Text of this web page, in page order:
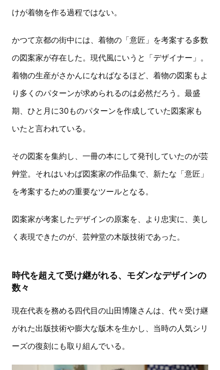
けが着物を作る過程ではない。
かつて京都の街中には、着物の「意匠」を考案する多数
の図案家が存在した。現代風にいうと「デザイナー」。
着物の生産がさかんになればなるほど、着物の図案もよ
り多くのパターンが求められるのは必然だろう。最盛
期、ひと月に30ものパターンを作成していた図案家も
いたと言われている。
その図案を集約し、一冊の本にして発刊していたのが芸
艸堂。それはいわば図案家の作品集で、新たな「意匠」
を考案するための重要なツールとなる。
図案家が考案したデザインの原案を、より忠実に、美し
く表現できたのが、芸艸堂の木版技術であった。
時代を超えて受け継がれる、モダンなデザインの
数々
現在代表を務める四代目の山田博隆さんは、代々受け継
がれた出版技術や膨大な版木を生かし、当時の人気シリ
ーズの復刻にも取り組んでいる。